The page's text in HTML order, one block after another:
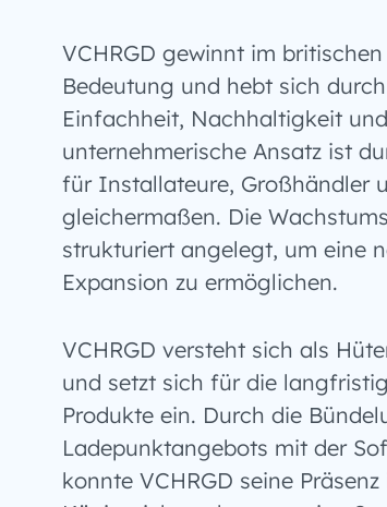
VCHRGD gewinnt im
Bedeutung und hebt sich
Einfachheit, Nachhaltigkeit
unternehmerische Ansatz ist
für Installateure, Großhändler
gleichermaßen. Die
strukturiert angelegt, um eine
Expansion zu ermöglichen.
VCHRGD versteht sich als
und setzt sich für die
Produkte ein. Durch die
Ladepunktangebots mit der
konnte VCHRGD seine